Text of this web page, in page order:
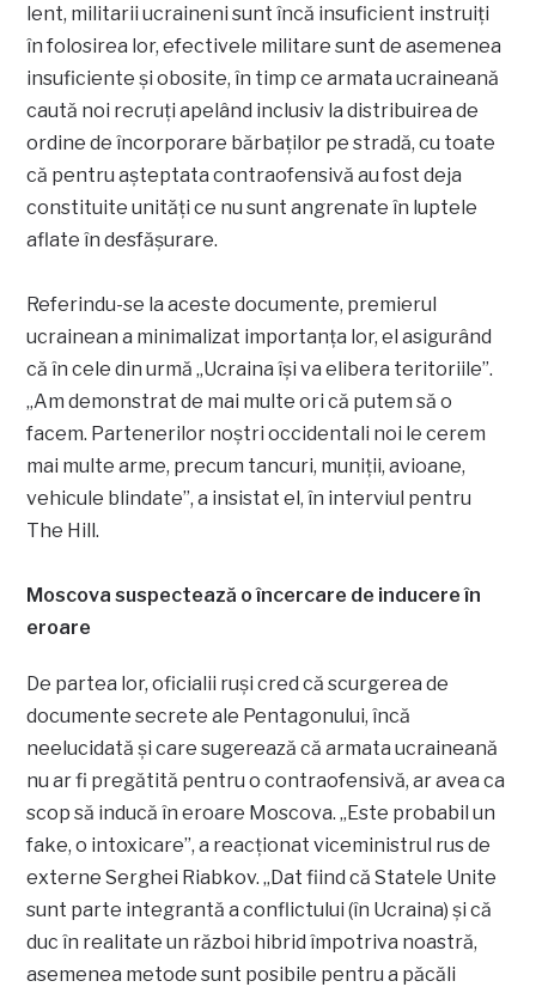
lent, militarii ucraineni sunt încă insuficient instruiţi
în folosirea lor, efectivele militare sunt de asemenea
insuficiente şi obosite, în timp ce armata ucraineană
caută noi recruţi apelând inclusiv la distribuirea de
ordine de încorporare bărbaţilor pe stradă, cu toate
că pentru aşteptata contraofensivă au fost deja
constituite unităţi ce nu sunt angrenate în luptele
aflate în desfăşurare.
Referindu-se la aceste documente, premierul
ucrainean a minimalizat importanţa lor, el asigurând
că în cele din urmă „Ucraina îşi va elibera teritoriile”.
„Am demonstrat de mai multe ori că putem să o
facem. Partenerilor noştri occidentali noi le cerem
mai multe arme, precum tancuri, muniţii, avioane,
vehicule blindate”, a insistat el, în interviul pentru
The Hill.
Moscova suspectează o încercare de inducere în
eroare
De partea lor, oficialii ruşi cred că scurgerea de
documente secrete ale Pentagonului, încă
neelucidată şi care sugerează că armata ucraineană
nu ar fi pregătită pentru o contraofensivă, ar avea ca
scop să inducă în eroare Moscova. „Este probabil un
fake, o intoxicare”, a reacţionat viceministrul rus de
externe Serghei Riabkov. „Dat fiind că Statele Unite
sunt parte integrantă a conflictului (în Ucraina) şi că
duc în realitate un război hibrid împotriva noastră,
asemenea metode sunt posibile pentru a păcăli